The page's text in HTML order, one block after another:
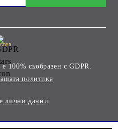
GDPR
100% съобразен с GDPR.
политика
лични данни